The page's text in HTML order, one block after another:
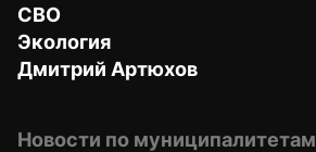
СВО
Экология
Дмитрий Артюхов
Новости по муниципалитетам